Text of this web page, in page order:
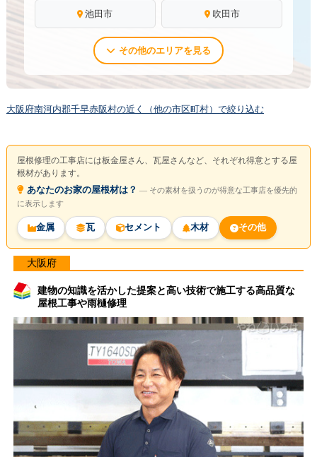
池田市 吹田市
その他のエリアを見る
大阪府南河内郡千早赤阪村の近く（他の市区町村）で絞り込む
屋根修理の工事店には板金屋さん、瓦屋さんなど、それぞれ得意とする屋
根材があります。
あなたのお家の屋根材は？ ― その素材を扱うのが得意な工事店を優先的
に表示します
金属 瓦 セメント 木材 その他
大阪府
建物の知識を活かした提案と高い技術で施工する高品質な
屋根工事や雨樋修理